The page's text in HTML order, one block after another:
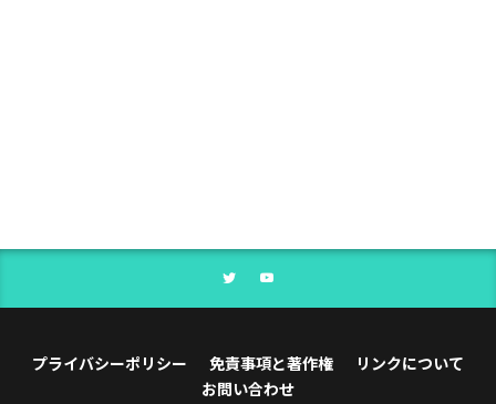
プライバシーポリシー 免責事項と著作権
リンクについて
お問い合わせ